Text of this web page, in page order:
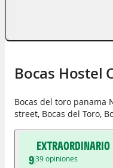
Bocas Hostel
Bocas del toro panama
street, Bocas del Toro,
EXTRAORDINARIO
939opiniones